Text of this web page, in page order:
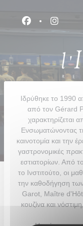
Facebook
Ιδρύθηκε το 1990
από τον Gérard
χαρακτηρίζεται
Ενσωματώνοντας
καινοτομία και την
γαστρονομικές
εστιατορίων. Από
το Ινστιτούτο, οι
την καθοδήγηση
Garot, Maître
κουζίνα και